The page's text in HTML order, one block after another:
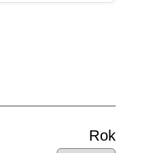
Rok